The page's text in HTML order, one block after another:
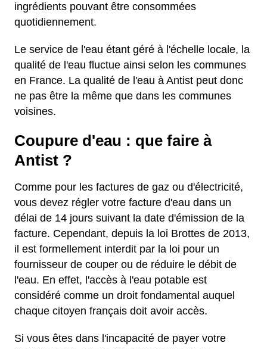
ingrédients pouvant être consommées
quotidiennement.
Le service de l'eau étant géré à l'échelle locale, la
qualité de l'eau fluctue ainsi selon les communes
en France. La qualité de l'eau à Antist peut donc
ne pas être la même que dans les communes
voisines.
Coupure d'eau : que faire à
Antist ?
Comme pour les factures de gaz ou d'électricité,
vous devez régler votre facture d'eau dans un
délai de 14 jours suivant la date d'émission de la
facture. Cependant, depuis la loi Brottes de 2013,
il est formellement interdit par la loi pour un
fournisseur de couper ou de réduire le débit de
l'eau. En effet, l'accès à l'eau potable est
considéré comme un droit fondamental auquel
chaque citoyen français doit avoir accès.
Si vous êtes dans l'incapacité de payer votre